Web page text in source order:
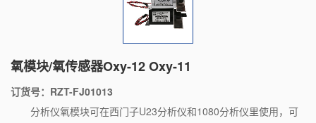
氧模块/氧传感器Oxy-12 Oxy-11
订货号：RZT-FJ01013
分析仪氧模块可在西门子U23分析仪和1080分析仪里使用，可